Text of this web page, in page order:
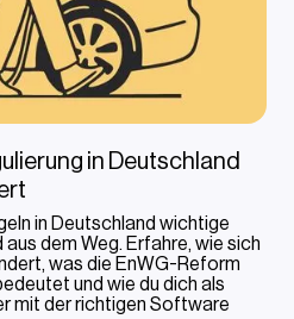
in Deutschland
in Deutschland wichtige
dem Weg. Erfahre, wie sich
was die EnWG-Reform
und wie du dich als
mit der richtigen Software